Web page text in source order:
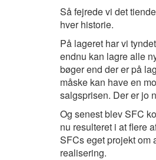
Så fejrede vi det
hver historie.
På lageret har vi
endnu kan lagre alle
bøger end der er på
måske kan have en
salgsprisen. Der er jo
Og senest blev SFC
nu resulteret i at flere
SFCs eget projekt
realisering.